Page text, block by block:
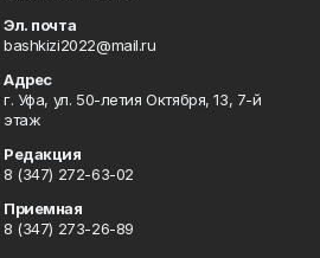
Эл. почта
bashkizi2022@mail.ru
Адрес
г. Уфа, ул. 50-летия Октября, 13, 7-й
этаж
Редакция
8 (347) 272-63-02
Приемная
8 (347) 273-26-89